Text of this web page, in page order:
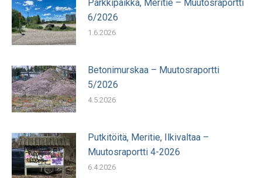
Parkkipaikka, Meritie – Muutosraportti
6/2026
1.6.2026
Betonimurskaa – Muutosraportti
5/2026
4.5.2026
Putkitöitä, Meritie, Ilkivaltaa –
Muutosraportti 4-2026
6.4.2026